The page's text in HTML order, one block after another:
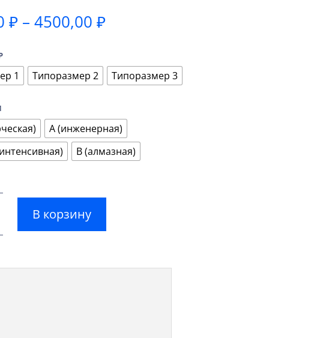
₽ – 4500,00 ₽Диапазон
–
4500,00 ₽
1 Типоразмер 2 Типоразмер 3
А (инженерная)
В (алмазная)
В корзину